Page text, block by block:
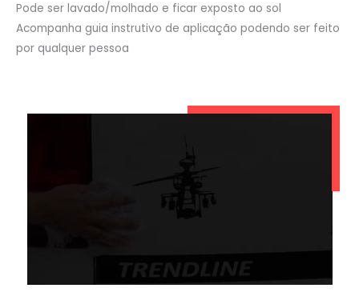
Pode ser lavado/molhado e ficar exposto ao sol
Acompanha guia instrutivo de aplicação podendo ser feito
por qualquer pessoa